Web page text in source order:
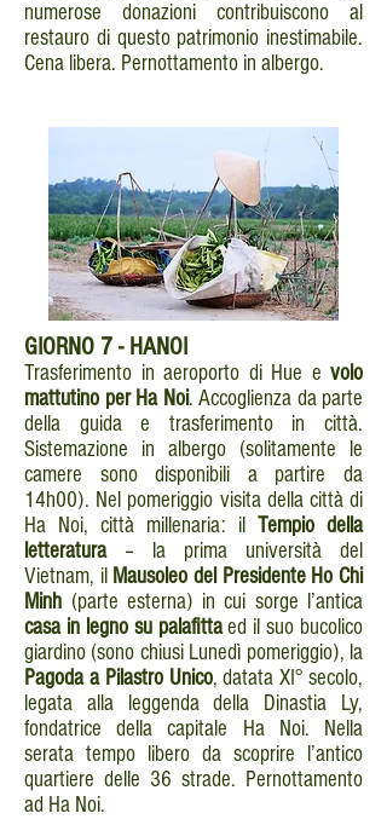
numerose donazioni contribuiscono al
restauro di questo patrimonio inestimabile.
Cena libera. Pernottamento in albergo.
GIORNO 7 - HANOI
Trasferimento in aeroporto di Hue e volo
mattutino per Ha Noi. Accoglienza da parte
della guida e trasferimento in città.
Sistemazione in albergo (solitamente le
camere sono disponibili a partire da
14h00). Nel pomeriggio visita della città di
Ha Noi, città millenaria: il Tempio della
letteratura– la prima università del
Vietnam, il Mausoleo del Presidente Ho Chi
Minh (parte esterna) in cui sorge l’antica
casa in legno su palafittaed il suo bucolico
giardino (sono chiusi Lunedì pomeriggio), la
Pagoda a Pilastro Unico, datata XI° secolo,
legata alla leggenda della Dinastia Ly,
fondatrice della capitale Ha Noi. Nella
serata tempo libero da scoprire l’antico
quartiere delle 36 strade. Pernottamento
ad Ha Noi.